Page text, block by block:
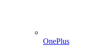
OnePlus